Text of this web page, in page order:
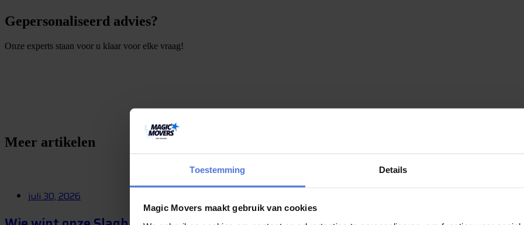
Toestemming Details
Magic Movers maakt gebruik van cookies
Gepersonaliseerd advies?
Onze experts staan voor u klaar voor elke vraag!
Meer artikelen
juli 30, 2026